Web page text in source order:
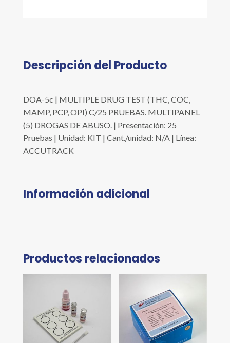
Descripción del Producto
DOA-5c | MULTIPLE DRUG TEST (THC, COC,
MAMP, PCP, OPI) C/25 PRUEBAS. MULTIPANEL
(5) DROGAS DE ABUSO. | Presentación: 25
Pruebas | Unidad: KIT | Cant./unidad: N/A | Línea:
ACCUTRACK
Información adicional
Productos relacionados